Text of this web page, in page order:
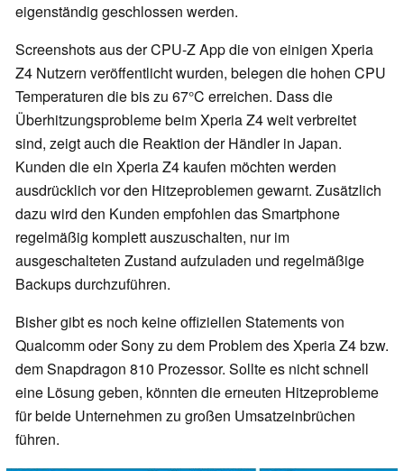
eigenständig geschlossen werden.
Screenshots aus der CPU-Z App die von einigen Xperia
Z4 Nutzern veröffentlicht wurden, belegen die hohen CPU
Temperaturen die bis zu 67°C erreichen. Dass die
Überhitzungsprobleme beim Xperia Z4 weit verbreitet
sind, zeigt auch die Reaktion der Händler in Japan.
Kunden die ein Xperia Z4 kaufen möchten werden
ausdrücklich vor den Hitzeproblemen gewarnt. Zusätzlich
dazu wird den Kunden empfohlen das Smartphone
regelmäßig komplett auszuschalten, nur im
ausgeschalteten Zustand aufzuladen und regelmäßige
Backups durchzuführen.
Bisher gibt es noch keine offiziellen Statements von
Qualcomm oder Sony zu dem Problem des Xperia Z4 bzw.
dem Snapdragon 810 Prozessor. Sollte es nicht schnell
eine Lösung geben, könnten die erneuten Hitzeprobleme
für beide Unternehmen zu großen Umsatzeinbrüchen
führen.